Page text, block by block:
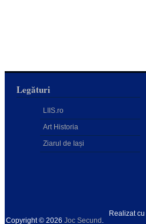
Legături
LIIS.ro
Art Historia
Ziarul de Iași
Copyright © 2026 Joc Secund .
Realizat cu